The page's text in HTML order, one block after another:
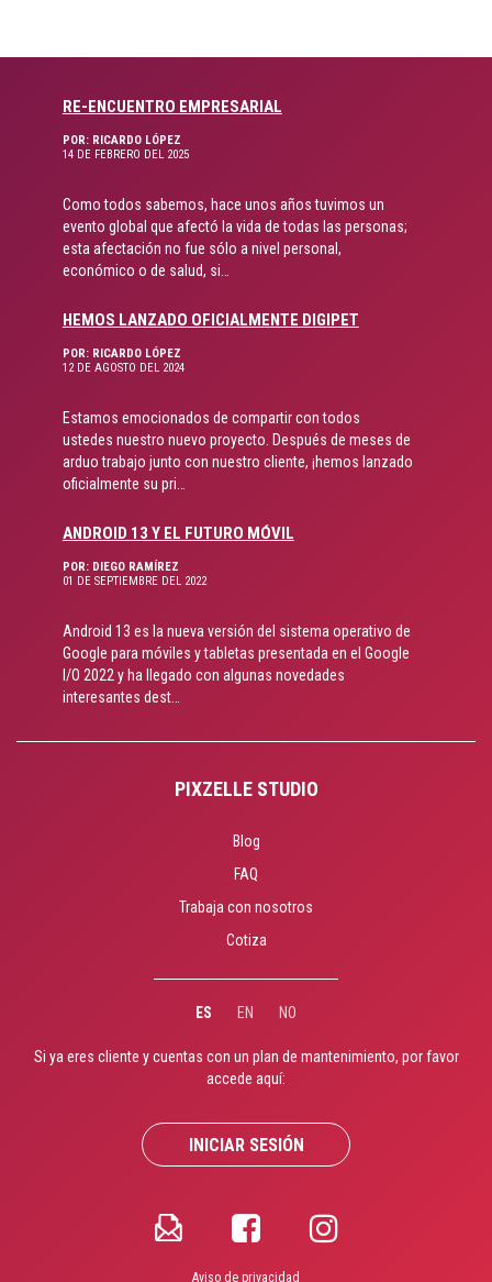
RE-ENCUENTRO EMPRESARIAL
POR: RICARDO LÓPEZ
14 DE FEBRERO DEL 2025
Como todos sabemos, hace unos años tuvimos un
evento global que afectó la vida de todas las personas;
esta afectación no fue sólo a nivel personal,
económico o de salud, si…
HEMOS LANZADO OFICIALMENTE DIGIPET
POR: RICARDO LÓPEZ
12 DE AGOSTO DEL 2024
Estamos emocionados de compartir con todos
ustedes nuestro nuevo proyecto. Después de meses de
arduo trabajo junto con nuestro cliente, ¡hemos lanzado
oficialmente su pri…
ANDROID 13 Y EL FUTURO MÓVIL
POR: DIEGO RAMÍREZ
01 DE SEPTIEMBRE DEL 2022
Android 13 es la nueva versión del sistema operativo de
Google para móviles y tabletas presentada en el Google
I/O 2022 y ha llegado con algunas novedades
interesantes dest…
PIXZELLE STUDIO
Blog
FAQ
Trabaja con nosotros
Cotiza
ES EN NO
Si ya eres cliente y cuentas con un plan de mantenimiento, por favor
accede aquí:
INICIAR SESIÓN
Aviso de privacidad